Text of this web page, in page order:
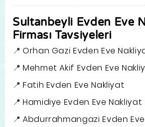
Sultanbeyli Evden Eve
Firması Tavsiyeleri
Orhan Gazi Evden Eve
Mehmet Akif Evden Eve
Fatih Evden Eve Nakliyat
Hamidiye Evden Eve Nakliyat
Abdurrahmangazi Evden